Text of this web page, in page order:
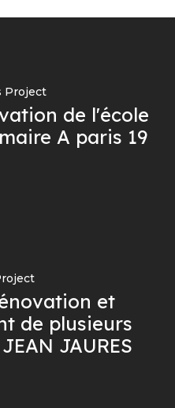
Project
de l'école
A paris 19
et
de plusieurs
JAURES